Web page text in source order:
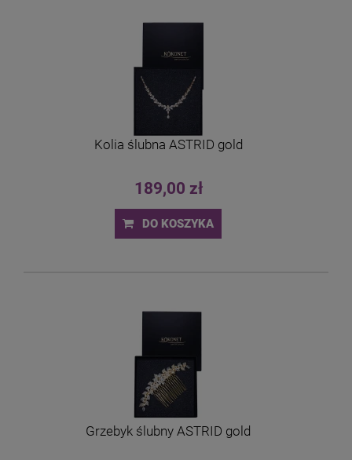
Kolia ślubna ASTRID gold
189,00 zł
DO KOSZYKA
Grzebyk ślubny ASTRID gold